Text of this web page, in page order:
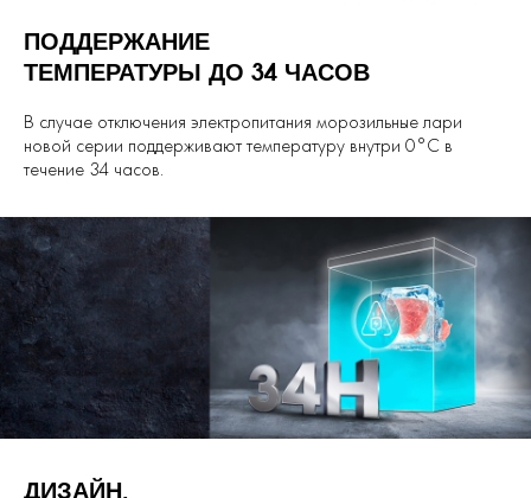
ПОДДЕРЖАНИЕ
ТЕМПЕРАТУРЫ ДО 34 ЧАСОВ
В случае отключения электропитания морозильные лари
новой серии поддерживают температуру внутри 0°C в
течение 34 часов.
ДИЗАЙН,